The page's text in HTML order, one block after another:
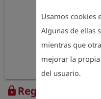
Usamos cookies
Algunas de ellas
mientras que
mejorar la
del usuario.
lockRegístrese para